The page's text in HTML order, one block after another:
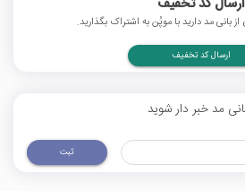
بانی مد دارید با موپُن به اشتراک بگذارید.
ارسال کد تخفیف
مد خبر دار شوید
ثبت